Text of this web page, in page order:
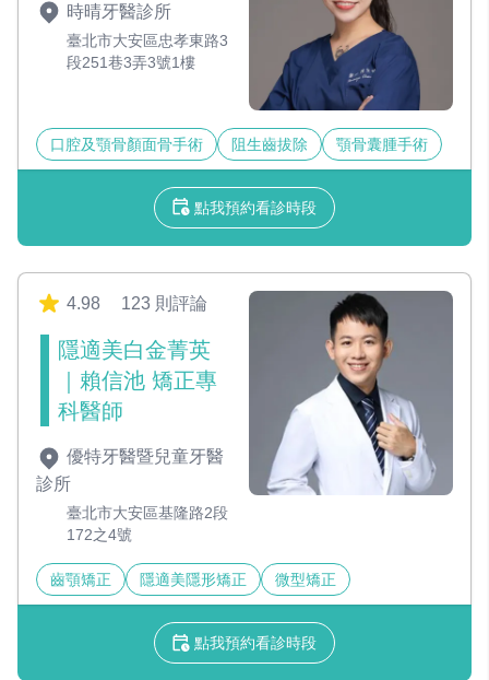
時晴牙醫診所
臺北市大安區忠孝東路3
段251巷3弄3號1樓
口腔及顎骨顏面骨手術 阻生齒拔除 顎骨囊腫手術
點我預約看診時段
4.98 123 則評論
隱適美白金菁英
｜賴信池 矯正專
科醫師
優特牙醫暨兒童牙醫
診所
臺北市大安區基隆路2段
172之4號
齒顎矯正 隱適美隱形矯正 微型矯正
點我預約看診時段